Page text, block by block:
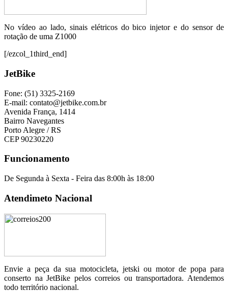
No vídeo ao lado, sinais elétricos do bico injetor e do sensor de
rotação de uma Z1000
[/ezcol_1third_end]
JetBike
Fone: (51) 3325-2169
E-mail: contato@jetbike.com.br
Avenida França, 1414
Bairro Navegantes
Porto Alegre / RS
CEP 90230220
Funcionamento
De Segunda à Sexta - Feira das 8:00h às 18:00
Atendimeto Nacional
Envie a peça da sua motocicleta, jetski ou motor de popa para
conserto na JetBike pelos correios ou transportadora. Atendemos
todo território nacional.